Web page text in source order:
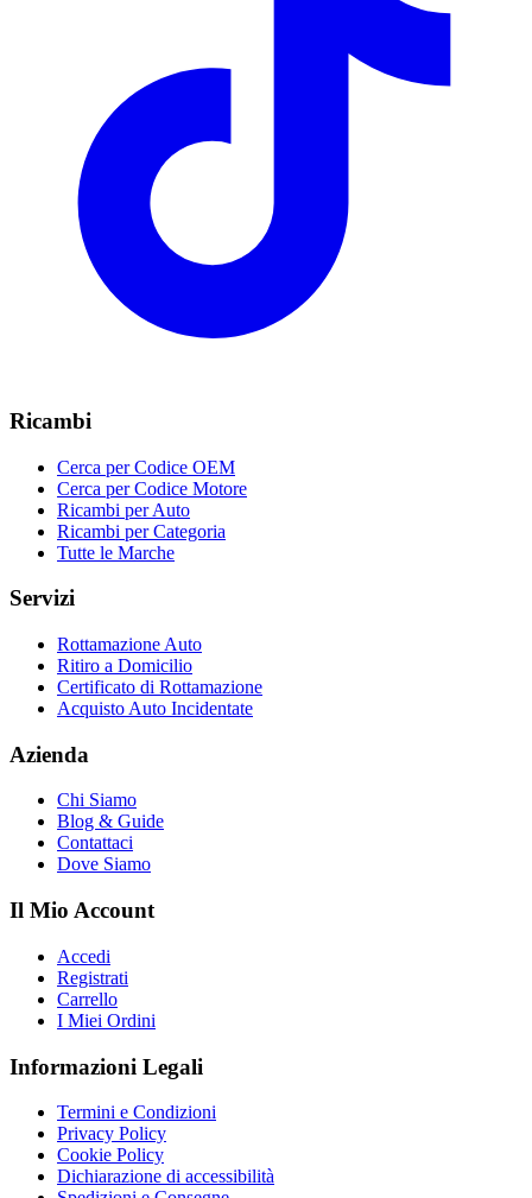
Ricambi
Cerca per Codice OEM
Cerca per Codice Motore
Ricambi per Auto
Ricambi per Categoria
Tutte le Marche
Servizi
Rottamazione Auto
Ritiro a Domicilio
Certificato di Rottamazione
Acquisto Auto Incidentate
Azienda
Chi Siamo
Blog & Guide
Contattaci
Dove Siamo
Il Mio Account
Accedi
Registrati
Carrello
I Miei Ordini
Informazioni Legali
Termini e Condizioni
Privacy Policy
Cookie Policy
Dichiarazione di accessibilità